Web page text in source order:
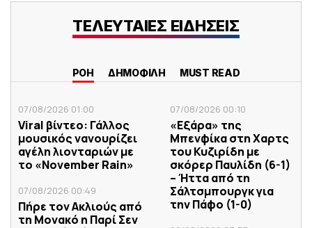
ΤΕΛΕΥΤΑΙΕΣ ΕΙΔΗΣΕΙΣ
ΡΟΗ ΔΗΜΟΦΙΛΗ MUST READ
07/08/2026 01:00
Viral βίντεο: Γάλλος
μουσικός νανουρίζει
αγέλη λιονταριών με
το «November Rain»
07/08/2026 00:49
Πήρε τον Ακλιούς από
τη Μονακό η Παρί Σεν
07/08/2026 00:10
«Εξάρα» της
Μπενφίκα στη Χαρτς
του Κυζιρίδη με
σκόρερ Παυλίδη (6-1)
– Ήττα από τη
Σάλτσμπουργκ για
την Πάφο (1-0)